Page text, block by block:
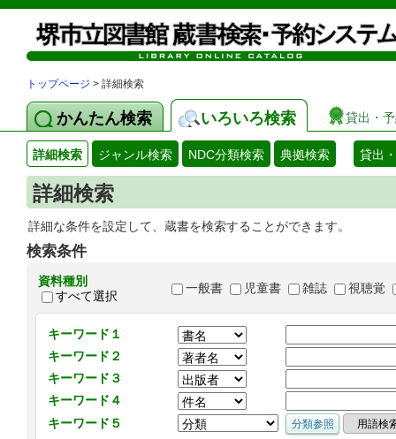
トップページ > 詳細検索
かんたん検索 いろいろ検索 貸出・
詳細検索 ジャンル検索 NDC分類検索 典拠検索 貸出
詳細検索
詳細な条件を設定して、蔵書を検索することができます。
検索条件
資料種別
すべて選択
一般書 児童書 雑誌 視聴覚
キーワード１
キーワード２
キーワード３
キーワード４
キーワード５